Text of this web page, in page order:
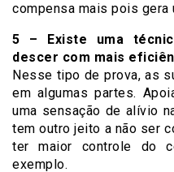
compensa mais pois gera
5 – Existe uma
descer com mais
Nesse tipo de prova, as
em algumas partes.
uma sensação de alívio
tem outro jeito a não ser
ter maior controle do
exemplo.